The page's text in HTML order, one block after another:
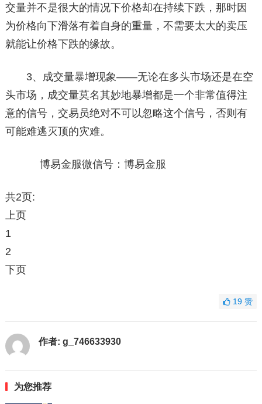
交量并不是很大的情况下价格却在持续下跌，那时因
为价格向下滑落有着自身的重量，不需要太大的卖压
就能让价格下跌的缘故。
3、成交量暴增现象——无论在多头市场还是在空
头市场，成交量莫名其妙地暴增都是一个非常值得注
意的信号，交易员绝对不可以忽略这个信号，否则有
可能难逃灭顶的灾难。
博易金服微信号：博易金服
共2页:
上页
1
2
下页
19赞
作者: g_746633930
为您推荐